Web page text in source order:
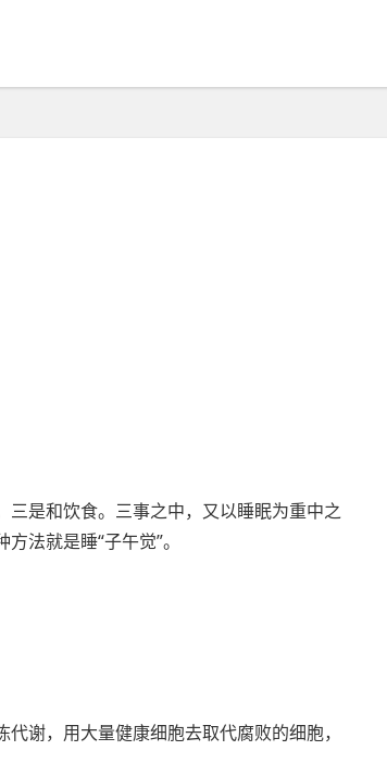
是和饮食。三事之中，又以睡眠为重中之
法就是睡“子午觉”。
谢，用大量健康细胞去取代腐败的细胞，